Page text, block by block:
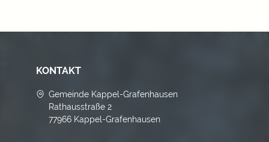
KONTAKT
Gemeinde Kappel-Grafenhausen
Rathausstraße 2
77966 Kappel-Grafenhausen